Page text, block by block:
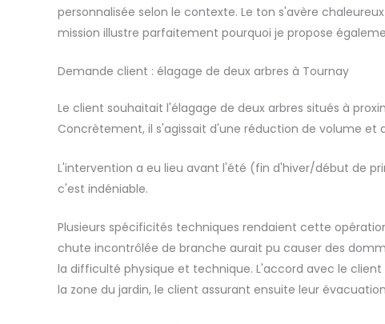
personnalisée selon le contexte. Le ton s'avère
mission illustre parfaitement pourquoi je propose
Demande client : élagage de deux arbres à Tournay
Le client souhaitait l'élagage de deux arbres situés à
Concrètement, il s'agissait d'une réduction de volume et
L'intervention a eu lieu avant l'été (fin d'hiver/début de
c'est indéniable.
Plusieurs spécificités techniques rendaient cette
chute incontrôlée de branche aurait pu causer des
la difficulté physique et technique. L'accord avec le
la zone du jardin, le client assurant ensuite leur